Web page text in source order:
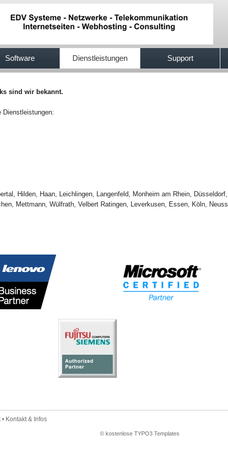
Software Dienstleistungen Support
sind wir bekannt.
Dienstleistungen:
Hilden, Haan, Leichlingen, Langenfeld, Monheim am Rhein, Düsseldorf,
Mettmann, Wülfrath, Velbert Ratingen, Leverkusen, Essen, Köln, Neuss
• Kontakt & Infos
© kostenlose TYPO3 Templates